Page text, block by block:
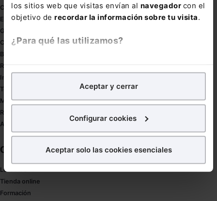
los sitios web que visitas envían al navegador con el
objetivo de recordar la información sobre tu visita.
¿Para qué las utilizamos?
analíticospara tratar demejorar tu experienciaen
nuestra página web. También con fines publicitarios,
para poder mostrarte publicidad y contenidos de tu
¿Qué puedes hacer?
en la web sea óptima
Puedes
todas las cookies excepto aquellas imprescindibles.
Aceptar y cerrar
Configurar cookies
Aceptar solo las cookies esenciales
Coronavirus
Estudio de salud abogacía
Gestión de despachos
Compliance
Buenas Prácticas Tributarias
RGPD
Innovación
Tesauro
Mapa web
Redirect sitemap
Autores de El Derecho
Corporativo
Lefebvre
Tienda online
Formación